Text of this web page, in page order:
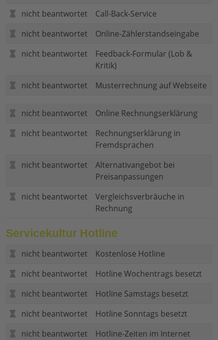
nicht beantwortet
Call-Back-Service
nicht beantwortet
Online-Zählerstandseingabe
nicht beantwortet
Feedback-Formular (Lob &
Kritik)
nicht beantwortet
Musterrechnung auf Webseite
nicht beantwortet
Online Rechnungserklärung
nicht beantwortet
Rechnungserklärung in
Fremdsprachen
nicht beantwortet
Alternativangebot bei
Preisanpassungen
nicht beantwortet
Vergleichsverbräuche in
Rechnung
Servicekultur Hotline
nicht beantwortet
Kostenlose Hotline
nicht beantwortet
Hotline Wochentrags besetzt
nicht beantwortet
Hotline Samstags besetzt
nicht beantwortet
Hotline Sonntags besetzt
nicht beantwortet
Hotline-Zeiten im Internet